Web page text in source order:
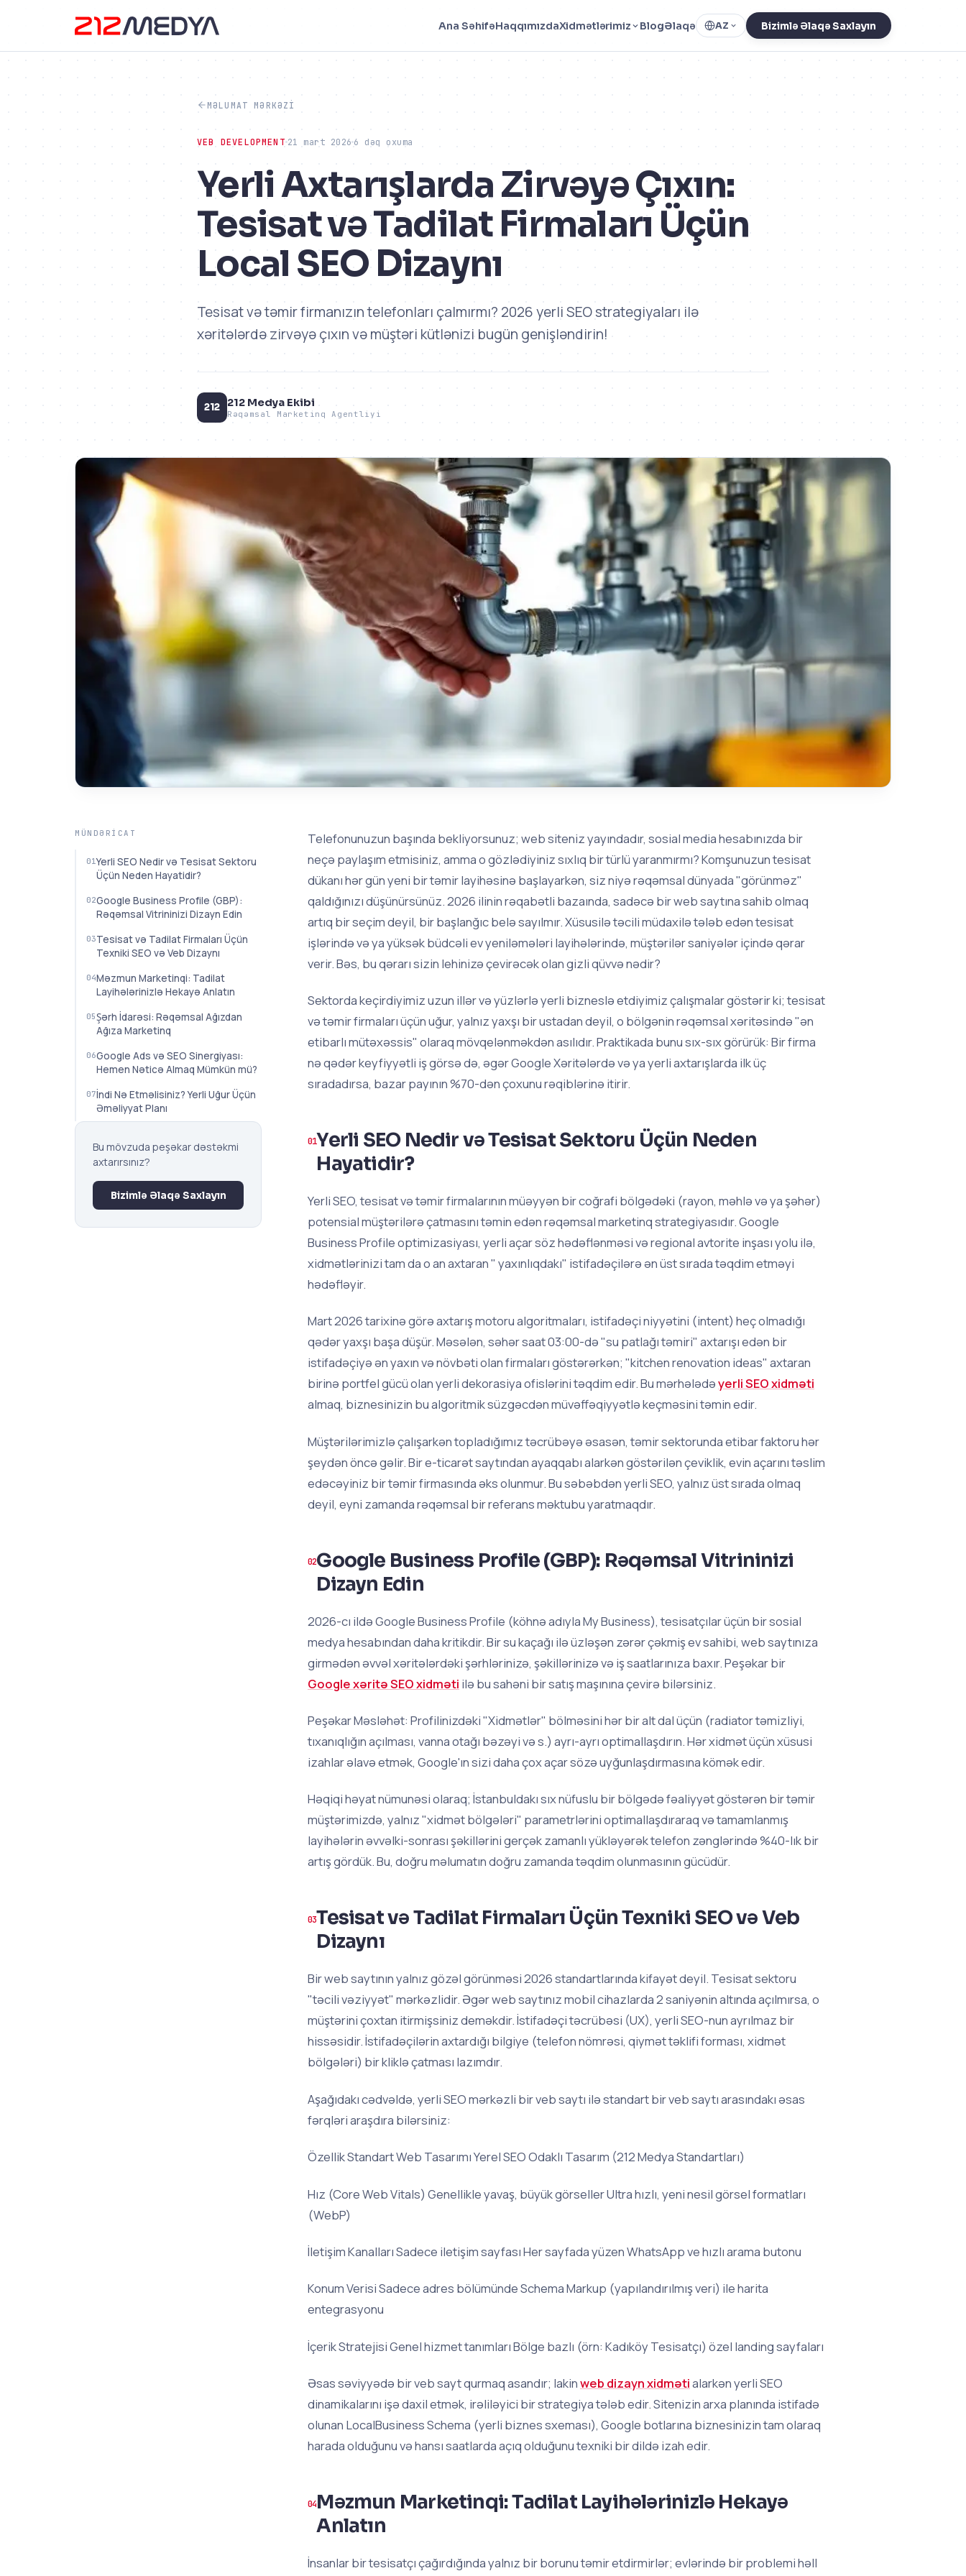
Ana SəhifəHaqqımızdaXidmətlərimiz BlogƏlaqə AZ Bizimlə Əlaqə Saxlayın
MƏLUMAT MƏRKƏZI
VEB DEVELOPMENT 21 mart 2026 6 dəq oxuma
Yerli Axtarışlarda Zirvəyə Çıxın:
Tesisat və Tadilat Firmaları Üçün
Local SEO Dizaynı
Tesisat və təmir firmanızın telefonları çalmırmı? 2026 yerli SEO strategiyaları ilə
xəritələrdə zirvəyə çıxın və müştəri kütlənizi bugün genişləndirin!
212 212 Medya Ekibi
Rəqəmsal Marketinq Agentliyi
MÜNDƏRICAT
Yerli SEO Nedir və Tesisat Sektoru
Üçün Neden Hayatidir?
Google Business Profile (GBP):
Rəqəmsal Vitrininizi Dizayn Edin
Tesisat və Tadilat Firmaları Üçün
Texniki SEO və Veb Dizaynı
Məzmun Marketinqi: Tadilat
Layihələrinizlə Hekayə Anlatın
Şərh İdarəsi: Rəqəmsal Ağızdan
Ağıza Marketinq
Google Ads və SEO Sinergiyası:
Hemen Nəticə Almaq Mümkün mü?
İndi Nə Etməlisiniz? Yerli Uğur Üçün
Əməliyyat Planı
Bu mövzuda peşəkar dəstəkmi
axtarırsınız?
Bizimlə Əlaqə Saxlayın
Telefonunuzun başında bekliyorsunuz; web siteniz yayındadır, sosial media hesabınızda bir
neçə paylaşım etmisiniz, amma o gözlədiyiniz sıxlıq bir türlü yaranmırmı? Komşunuzun tesisat
dükanı hər gün yeni bir təmir layihəsinə başlayarkən, siz niyə rəqəmsal dünyada "görünməz"
qaldığınızı düşünürsünüz. 2026 ilinin rəqabətli bazaında, sadəcə bir web saytına sahib olmaq
artıq bir seçim deyil, bir başlanğıc belə sayılmır. Xüsusilə təcili müdaxilə tələb edən tesisat
işlərində və ya yüksək büdcəli ev yeniləmələri layihələrində, müştərilər saniyələr içində qərar
verir. Bəs, bu qərarı sizin lehinizə çevirəcək olan gizli qüvvə nədir?
Sektorda keçirdiyimiz uzun illər və yüzlərlə yerli bizneslə etdiyimiz çalışmalar göstərir ki; tesisat
və təmir firmaları üçün uğur, yalnız yaxşı bir ustadan deyil, o bölgənin rəqəmsal xəritəsində "ən
etibarlı mütəxəssis" olaraq mövqelənməkdən asılıdır. Praktikada bunu sıx-sıx görürük: Bir firma
nə qədər keyfiyyətli iş görsə də, əgər Google Xəritələrdə və ya yerli axtarışlarda ilk üç
sıradadırsa, bazar payının %70-dən çoxunu rəqiblərinə itirir.
Yerli SEO Nedir və Tesisat Sektoru Üçün Neden
Hayatidir?
Yerli SEO, tesisat və təmir firmalarının müəyyən bir coğrafi bölgədəki (rayon, məhlə və ya şəhər)
potensial müştərilərə çatmasını təmin edən rəqəmsal marketinq strategiyasıdır. Google
Business Profile optimizasiyası, yerli açar söz hədəflənməsi və regional avtorite inşası yolu ilə,
xidmətlərinizi tam da o an axtaran " yaxınlıqdakı" istifadəçilərə ən üst sırada təqdim etməyi
hədəfləyir.
Mart 2026 tarixinə görə axtarış motoru algoritmaları, istifadəçi niyyətini (intent) heç olmadığı
qədər yaxşı başa düşür. Məsələn, səhər saat 03:00-də "su patlağı təmiri" axtarışı edən bir
istifadəçiyə ən yaxın və növbəti olan firmaları göstərərkən; "kitchen renovation ideas" axtaran
birinə portfel gücü olan yerli dekorasiya ofislərini təqdim edir. Bu mərhələdəyerli SEO xidməti
almaq, biznesinizin bu algoritmik süzgəcdən müvəffəqiyyətlə keçməsini təmin edir.
Müştərilərimizlə çalışarkən topladığımız təcrübəyə əsasən, təmir sektorunda etibar faktoru hər
şeydən öncə gəlir. Bir e-ticarət saytından ayaqqabı alarkən göstərilən çeviklik, evin açarını təslim
edəcəyiniz bir təmir firmasında əks olunmur. Bu səbəbdən yerli SEO, yalnız üst sırada olmaq
deyil, eyni zamanda rəqəmsal bir referans məktubu yaratmaqdır.
Google Business Profile (GBP): Rəqəmsal Vitrininizi
Dizayn Edin
2026-cı ildə Google Business Profile (köhnə adıyla My Business), tesisatçılar üçün bir sosial
medya hesabından daha kritikdir. Bir su kaçağı ilə üzləşən zərər çəkmiş ev sahibi, web saytınıza
girmədən əvvəl xəritələrdəki şərhlərinizə, şəkillərinizə və iş saatlarınıza baxır. Peşəkar bir
Google xəritə SEO xidməti ilə bu sahəni bir satış maşınına çevirə bilərsiniz.
Peşəkar Məsləhət: Profilinizdəki "Xidmətlər" bölməsini hər bir alt dal üçün (radiator təmizliyi,
tıxanıqlığın açılması, vanna otağı bəzəyi və s.) ayrı-ayrı optimallaşdırın. Hər xidmət üçün xüsusi
izahlar əlavə etmək, Google'ın sizi daha çox açar sözə uyğunlaşdırmasına kömək edir.
Həqiqi həyat nümunəsi olaraq; İstanbuldakı sıx nüfuslu bir bölgədə fəaliyyət göstərən bir təmir
müştərimizdə, yalnız "xidmət bölgələri" parametrlərini optimallaşdıraraq və tamamlanmış
layihələrin əvvəlki-sonrası şəkillərini gerçək zamanlı yükləyərək telefon zənglərində %40-lık bir
artış gördük. Bu, doğru məlumatın doğru zamanda təqdim olunmasının gücüdür.
Tesisat və Tadilat Firmaları Üçün Texniki SEO və Veb
Dizaynı
Bir web saytının yalnız gözəl görünməsi 2026 standartlarında kifayət deyil. Tesisat sektoru
"təcili vəziyyət" mərkəzlidir. Əgər web saytınız mobil cihazlarda 2 saniyənin altında açılmırsa, o
müştərini çoxtan itirmişsiniz deməkdir. İstifadəçi təcrübəsi (UX), yerli SEO-nun ayrılmaz bir
hissəsidir. İstifadəçilərin axtardığı bilgiye (telefon nömrəsi, qiymət təklifi forması, xidmət
bölgələri) bir kliklə çatması lazımdır.
Aşağıdakı cədvəldə, yerli SEO mərkəzli bir veb saytı ilə standart bir veb saytı arasındakı əsas
fərqləri araşdıra bilərsiniz:
Özellik Standart Web Tasarımı Yerel SEO Odaklı Tasarım (212 Medya Standartları)
Hız (Core Web Vitals) Genellikle yavaş, büyük görseller Ultra hızlı, yeni nesil görsel formatları
(WebP)
İletişim Kanalları Sadece iletişim sayfası Her sayfada yüzen WhatsApp ve hızlı arama butonu
Konum Verisi Sadece adres bölümünde Schema Markup (yapılandırılmış veri) ile harita
entegrasyonu
İçerik Stratejisi Genel hizmet tanımları Bölge bazlı (örn: Kadıköy Tesisatçı) özel landing sayfaları
Əsas səviyyədə bir veb sayt qurmaq asandır; lakinweb dizayn xidmətialarkən yerli SEO
dinamikalarını işə daxil etmək, irəliləyici bir strategiya tələb edir. Sitenizin arxa planında istifadə
olunan LocalBusiness Schema (yerli biznes sxeması), Google botlarına biznesinizin tam olaraq
harada olduğunu və hansı saatlarda açıq olduğunu texniki bir dildə izah edir.
Məzmun Marketinqi: Tadilat Layihələrinizlə Hekayə
Anlatın
İnsanlar bir tesisatçı çağırdığında yalnız bir borunu təmir etdirmirlər; evlərində bir problemi həll